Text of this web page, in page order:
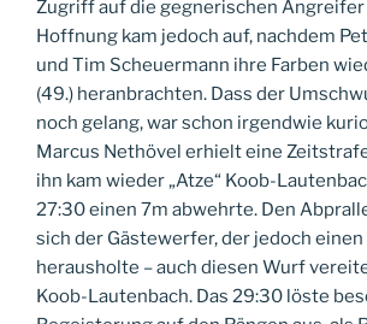
Zugriff auf die gegnerischen Angreifer
Hoffnung kam jedoch auf, nachdem
und Tim Scheuermann ihre Farben
(49.) heranbrachten. Dass der
noch gelang, war schon irgendwie
Marcus Nethövel erhielt eine
ihn kam wieder „Atze“ Koob-
27:30 einen 7m abwehrte. Den
sich der Gästewerfer, der jedoch
herausholte – auch diesen Wurf
Koob-Lautenbach. Das 29:30 löste